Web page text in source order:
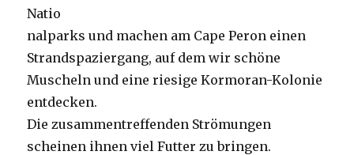
Natio
nalparks und machen am Cape Peron einen
Strandspaziergang, auf dem wir schöne
Muscheln und eine riesige Kormoran-Kolonie
entdecken.
Die zusammentreffenden Strömungen
scheinen ihnen viel Futter zu bringen.